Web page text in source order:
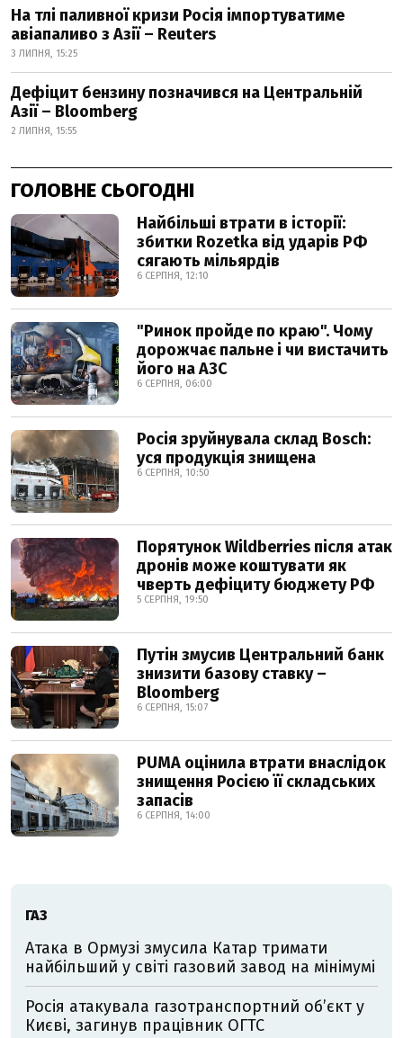
На тлі паливної кризи Росія імпортуватиме
авіапаливо з Азії – Reuters
3 ЛИПНЯ, 15:25
Дефіцит бензину позначився на Центральній
Азії – Bloomberg
2 ЛИПНЯ, 15:55
ГОЛОВНЕ СЬОГОДНІ
Найбільші втрати в історії:
збитки Rozetka від ударів РФ
сягають мільярдів
6 СЕРПНЯ, 12:10
"Ринок пройде по краю". Чому
дорожчає пальне і чи вистачить
його на АЗС
6 СЕРПНЯ, 06:00
Росія зруйнувала склад Bosch:
уся продукція знищена
6 СЕРПНЯ, 10:50
Порятунок Wildberries після атак
дронів може коштувати як
чверть дефіциту бюджету РФ
5 СЕРПНЯ, 19:50
Путін змусив Центральний банк
знизити базову ставку –
Bloomberg
6 СЕРПНЯ, 15:07
PUMA оцінила втрати внаслідок
знищення Росією її складських
запасів
6 СЕРПНЯ, 14:00
ГАЗ
Атака в Ормузі змусила Катар тримати
найбільший у світі газовий завод на мінімумі
Росія атакувала газотранспортний об’єкт у
Києві, загинув працівник ОГТС